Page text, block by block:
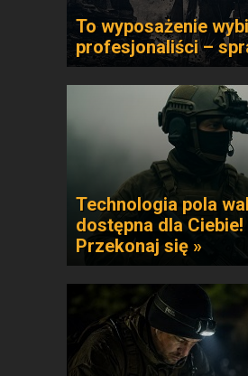
To wyposażenie
profesjonaliści –
Technologia pola
dostępna dla Ciebie!
Przekonaj się »